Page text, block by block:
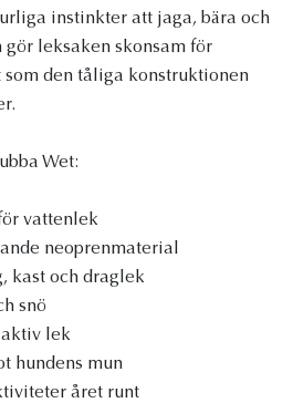
instinkter att jaga, bära och
leksaken skonsam för
som den tåliga konstruktionen
Wet:
vattenlek
neoprenmaterial
kast och draglek
snö
lek
hundens mun
året runt